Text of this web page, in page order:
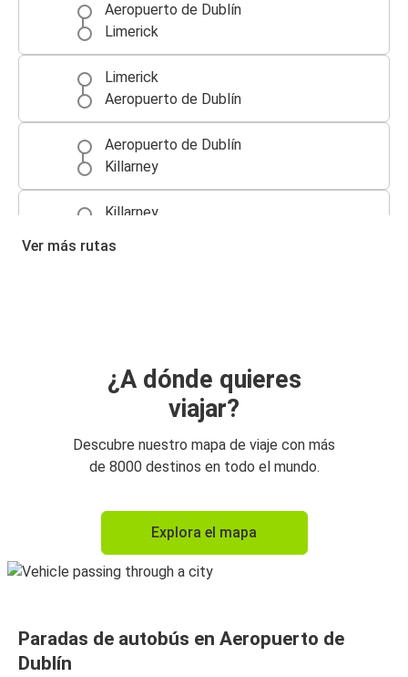
Aeropuerto de Dublín
Limerick
Limerick
Aeropuerto de Dublín
Aeropuerto de Dublín
Killarney
Killarney
Ver más rutas
¿A dónde quieres
viajar?
Descubre nuestro mapa de viaje con más
de 8000 destinos en todo el mundo.
Explora el mapa
Paradas de autobús en Aeropuerto de
Dublín